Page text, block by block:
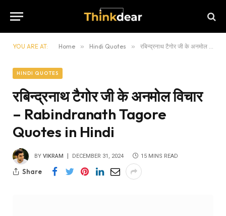
YOU ARE AT: Home » Hindi Quotes » रबिन्द्रनाथ टैगोर जी के अनमोल विचार – Rabindranath Tagore Quotes in Hindi
HINDI QUOTES
रबिन्द्रनाथ टैगोर जी के अनमोल विचार
– Rabindranath Tagore
Quotes in Hindi
BY VIKRAM DECEMBER 31, 2024 15 MINS READ
Share